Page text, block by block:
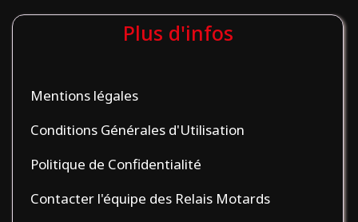
Plus d'infos
Mentions légales
Conditions Générales d'Utilisation
Politique de Confidentialité
Contacter l'équipe des Relais Motards